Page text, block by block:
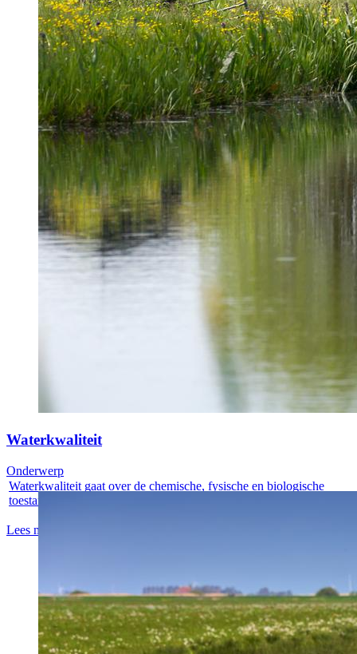
Waterkwaliteit
Waterkwaliteit gaat over de chemische, fysische en biologische
toestand van...
Lees meer
Onderwerp